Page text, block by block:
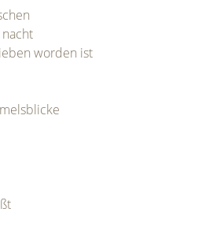
worden ist